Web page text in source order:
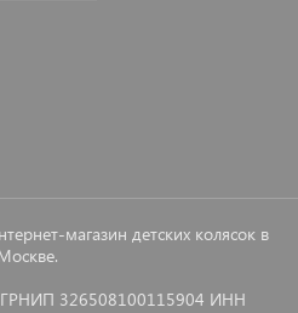
магазин детских колясок в
326508100115904 ИНН